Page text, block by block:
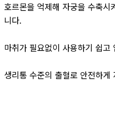
호르몬을 억제해 자궁을 수축시
니다.
마취가 필요없이 사용하기 쉽고
생리통 수준의 출혈로 안전하게